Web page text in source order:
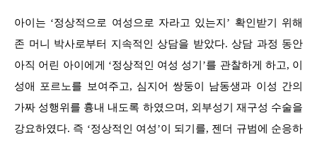
아이는 ‘정상적으로 여성으로 자라고 있는지’ 확인받기 위해
존 머니 박사로부터 지속적인 상담을 받았다. 상담 과정 동안
아직 어린 아이에게 ‘정상적인 여성 성기’를 관찰하게 하고, 이
성애 포르노를 보여주고, 심지어 쌍둥이 남동생과 이성 간의
가짜 성행위를 흉내 내도록 하였으며, 외부성기 재구성 수술을
강요하였다. 즉 ‘정상적인 여성’이 되기를, 젠더 규범에 순응하